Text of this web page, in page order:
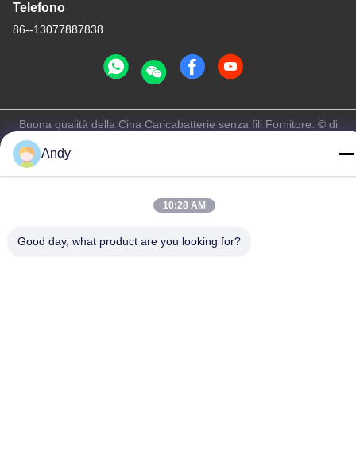
Telefono
86--13077887838
Buona qualità della Cina Caricabatterie senza fili Fornitore. © di
Copyright -2026 Shenzhen Times Superior Technology Co., Ltd. .
Andy
10:28 AM
Good day, what product are you looking for?